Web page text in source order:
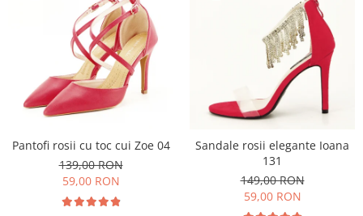
Pantofi rosii cu toc cui Zoe 04
139,00 RON
59,00 RON
Sandale rosii elegante Ioana
131
149,00 RON
59,00 RON